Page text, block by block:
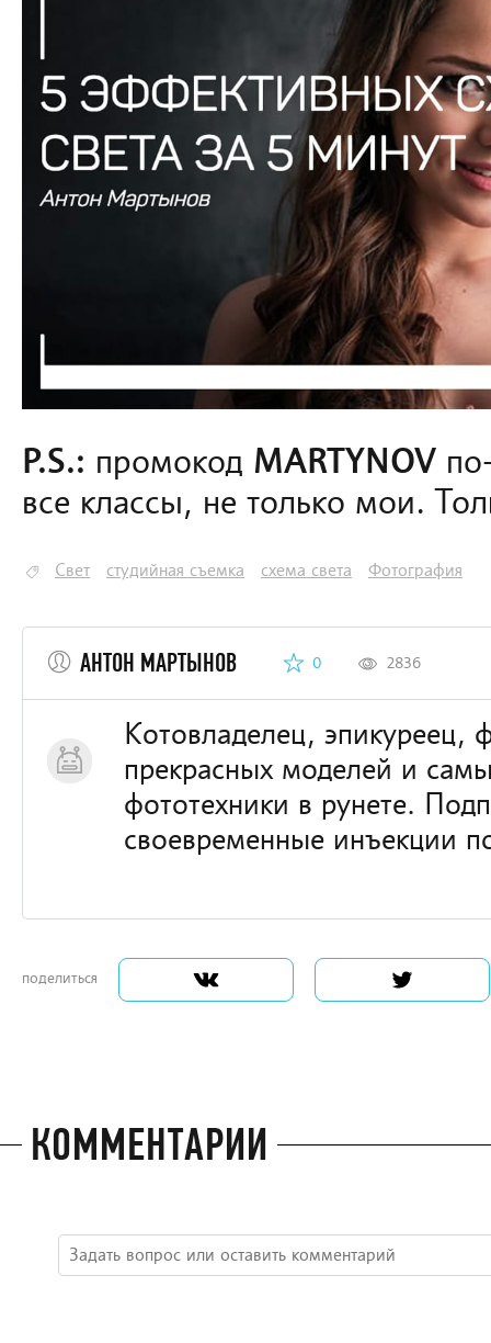
P.S.: промокод MARTYNOV
все классы, не только мои.
Свет студийная съемка схема света Фотография
АНТОН МАРТЫНОВ 0 2836
Котовладелец, эпикуреец,
прекрасных моделей и
фототехники в рунете.
своевременные инъекции
поделиться
КОММЕНТАРИИ